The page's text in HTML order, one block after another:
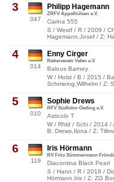
3
047
Philipp Hagemann
ZRFV Appelhülsen e.V.
Carina 555
S / Westf / R / 2009 /
Hagemann,Josef / Z:
4
014
Enny Cirger
Reiterverein Velen e.V.
Balous Barney
W / Holst / B / 2015 /
Schmeing,Wilhelm / Z:
5
010
Sophie Drews
RFV Südlohn-Oeding e.V.
Asticolo T
W / Rhld / Schi / 2014 /
B: Drews,Ilona / Z:
6
119
Iris Hörmann
RV Fritz Sümmermann
Diacontina Black Pearl
S / Hann / R / 2018 /
Hörmann,Iris / Z: ZG